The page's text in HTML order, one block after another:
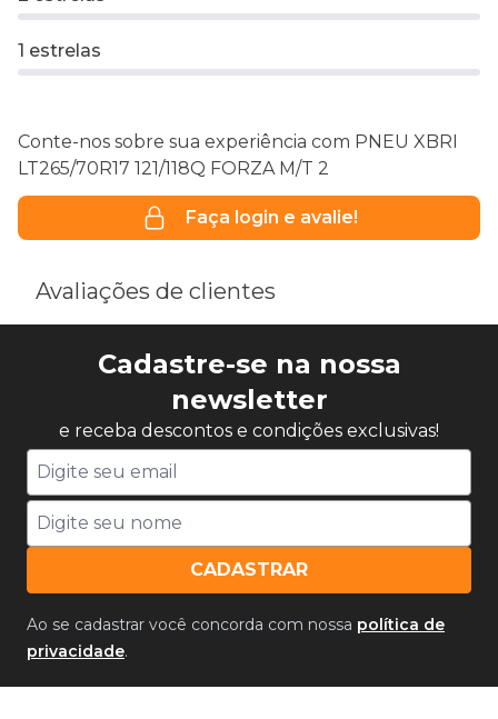
1 estrelas
Conte-nos sobre sua experiência com PNEU XBRI
LT265/70R17 121/118Q FORZA M/T 2
Faça login e avalie!
Avaliações de clientes
Cadastre-se na nossa
newsletter
e receba descontos e condições exclusivas!
CADASTRAR
Ao se cadastrar você concorda com nossa política de
privacidade.